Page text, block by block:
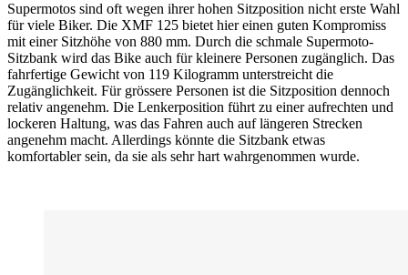
Supermotos sind oft wegen ihrer hohen Sitzposition nicht erste Wahl
für viele Biker. Die XMF 125 bietet hier einen guten Kompromiss
mit einer Sitzhöhe von 880 mm. Durch die schmale Supermoto-
Sitzbank wird das Bike auch für kleinere Personen zugänglich. Das
fahrfertige Gewicht von 119 Kilogramm unterstreicht die
Zugänglichkeit. Für grössere Personen ist die Sitzposition dennoch
relativ angenehm. Die Lenkerposition führt zu einer aufrechten und
lockeren Haltung, was das Fahren auch auf längeren Strecken
angenehm macht. Allerdings könnte die Sitzbank etwas
komfortabler sein, da sie als sehr hart wahrgenommen wurde.